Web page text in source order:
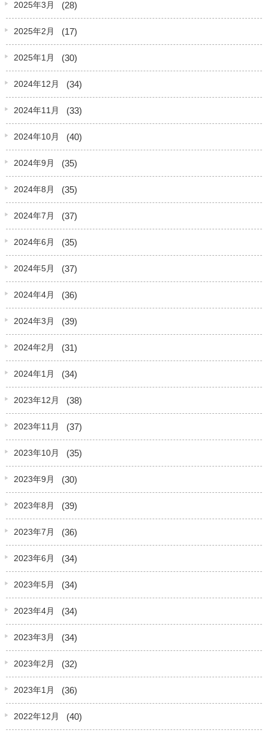
2025年3月 (28)
2025年2月 (17)
2025年1月 (30)
2024年12月 (34)
2024年11月 (33)
2024年10月 (40)
2024年9月 (35)
2024年8月 (35)
2024年7月 (37)
2024年6月 (35)
2024年5月 (37)
2024年4月 (36)
2024年3月 (39)
2024年2月 (31)
2024年1月 (34)
2023年12月 (38)
2023年11月 (37)
2023年10月 (35)
2023年9月 (30)
2023年8月 (39)
2023年7月 (36)
2023年6月 (34)
2023年5月 (34)
2023年4月 (34)
2023年3月 (34)
2023年2月 (32)
2023年1月 (36)
2022年12月 (40)